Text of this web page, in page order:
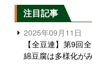
注目記事
2025年09月11日
【全豆連】第9回
綿豆腐は多様化が